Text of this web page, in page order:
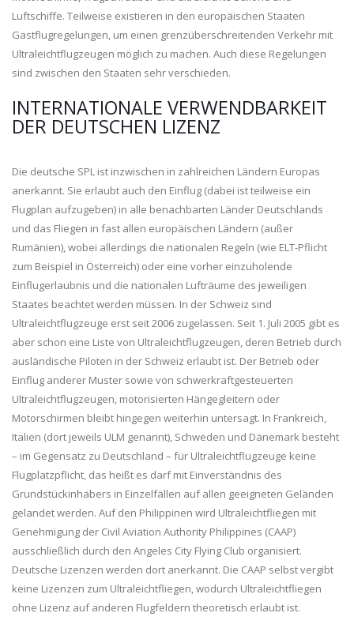
Luftschiffe. Teilweise existieren in den europäischen Staaten
Gastflugregelungen, um einen grenzüberschreitenden Verkehr mit
Ultraleichtflugzeugen möglich zu machen. Auch diese Regelungen
sind zwischen den Staaten sehr verschieden.
INTERNATIONALE VERWENDBARKEIT
DER DEUTSCHEN LIZENZ
Die deutsche SPL ist inzwischen in zahlreichen Ländern Europas
anerkannt. Sie erlaubt auch den Einflug (dabei ist teilweise ein
Flugplan aufzugeben) in alle benachbarten Länder Deutschlands
und das Fliegen in fast allen europäischen Ländern (außer
Rumänien), wobei allerdings die nationalen Regeln (wie ELT-Pflicht
zum Beispiel in Österreich) oder eine vorher einzuholende
Einflugerlaubnis und die nationalen Lufträume des jeweiligen
Staates beachtet werden müssen. In der Schweiz sind
Ultraleichtflugzeuge erst seit 2006 zugelassen. Seit 1. Juli 2005 gibt es
aber schon eine Liste von Ultraleichtflugzeugen, deren Betrieb durch
ausländische Piloten in der Schweiz erlaubt ist. Der Betrieb oder
Einflug anderer Muster sowie von schwerkraftgesteuerten
Ultraleichtflugzeugen, motorisierten Hängegleitern oder
Motorschirmen bleibt hingegen weiterhin untersagt. In Frankreich,
Italien (dort jeweils ULM genannt), Schweden und Dänemark besteht
– im Gegensatz zu Deutschland – für Ultraleichtflugzeuge keine
Flugplatzpflicht, das heißt es darf mit Einverständnis des
Grundstückinhabers in Einzelfällen auf allen geeigneten Geländen
gelandet werden. Auf den Philippinen wird Ultraleichtfliegen mit
Genehmigung der Civil Aviation Authority Philippines (CAAP)
ausschließlich durch den Angeles City Flying Club organisiert.
Deutsche Lizenzen werden dort anerkannt. Die CAAP selbst vergibt
keine Lizenzen zum Ultraleichtfliegen, wodurch Ultraleichtfliegen
ohne Lizenz auf anderen Flugfeldern theoretisch erlaubt ist.